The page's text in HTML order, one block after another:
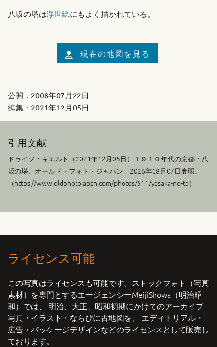
八坂の塔は浮世絵にもよく描かれている。
現在の地図を見る
公開： 2008年07月22日
編集： 2021年12月05日
引用文献
ドゥイツ・キエルト（2021年12月05日 ）１９１０年代の京都・八
坂の塔、オールド・フォト・ジャパン。2026年08月07日参照。
（https://www.oldphotojapan.com/photos/511/yasaka-no-to）
ライセンス可能
この写真はライセンスも可能です。ストックフォト（写真
素材）を専門とするエージェンシーMeijiShowa（明治昭
和）では、 明治、大正、昭和初期にかけてのアーカイブ
写真・イラスト・ならびに古地図を、 エディトリアル・
広告・パッケージデザインなどのライセンスとして販売し
ております。